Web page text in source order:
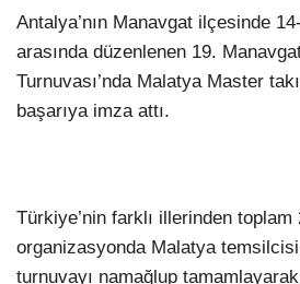
Antalya’nın Manavgat ilçesinde
arasında düzenlenen 19.
Turnuvası’nda Malatya Master
başarıya imza attı.
Türkiye’nin farklı illerinden toplam
organizasyonda Malatya
turnuvayı namağlup